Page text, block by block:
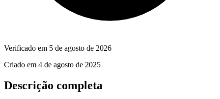
Verificado em 5 de agosto de 2026
Criado em 4 de agosto de 2025
Descrição completa